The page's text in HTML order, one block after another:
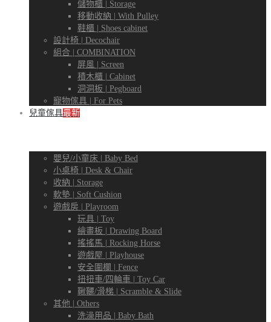
儲物櫃 | Storage
移動收納 | With Pulley
鞋櫃 | Shoes cabinet
設計椅 | Decochair
組合 | COMBINATION
屏風 | Screen
積木櫃 | Cabinet
洞洞板 | Pegboard
寵物傢具 | For Pets
兒童傢具最新
嬰兒/小童床 | Baby Bed
小桌椅 | Desk & Chair
收納 | Storage
軟墊 | Soft Cushion
遊戲房 | Playroom
玩具 | Toy
繪畫板 | Drawing Board
搖搖馬 | Rocking Horse
遊戲屋 | Playhouse
安全圍欄 | Fence
扭扭車/四輪車 | Toy Car
鞦韆/滑梯 | Scramble & Slide
其他 | Others
洗澡用品 | Baby Bath